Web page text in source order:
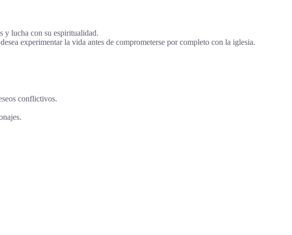
y lucha con su espiritualidad.
experimentar la vida antes de comprometerse por completo con la iglesia.
conflictivos.